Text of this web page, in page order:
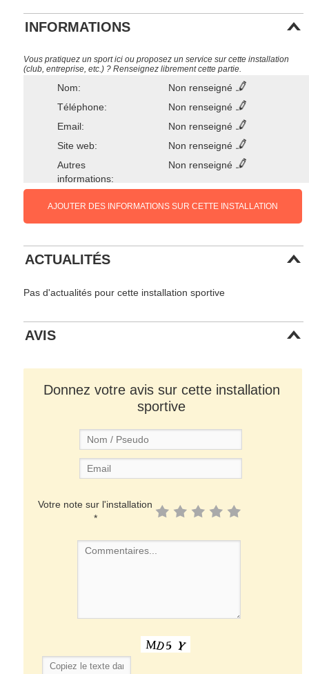
INFORMATIONS
Vous pratiquez un sport ici ou proposez un service sur cette installation
(club, entreprise, etc.) ? Renseignez librement cette partie.
Nom:
Non renseigné
Téléphone:
Non renseigné
Email:
Non renseigné
Site web:
Non renseigné
Autres
informations:
Non renseigné
AJOUTER DES INFORMATIONS SUR CETTE INSTALLATION
ACTUALITÉS
Pas d'actualités pour cette installation sportive
AVIS
Donnez votre avis sur cette installation
sportive
Votre note sur l'installation
*